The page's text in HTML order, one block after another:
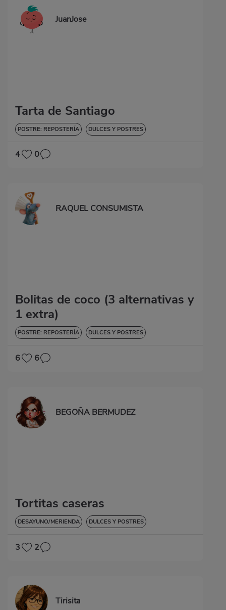
JuanJose
Tarta de Santiago
POSTRE: REPOSTERÍA DULCES Y POSTRES
4 0
RAQUEL CONSUMISTA
Bolitas de coco (3 alternativas y
1 extra)
POSTRE: REPOSTERÍA DULCES Y POSTRES
6 6
BEGOÑA BERMUDEZ
Tortitas caseras
DESAYUNO/MERIENDA DULCES Y POSTRES
3 2
Tirisita